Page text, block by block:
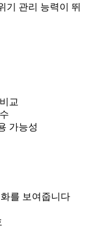
기 관리 능력이 뛰
교
가능성
를 보여줍니다